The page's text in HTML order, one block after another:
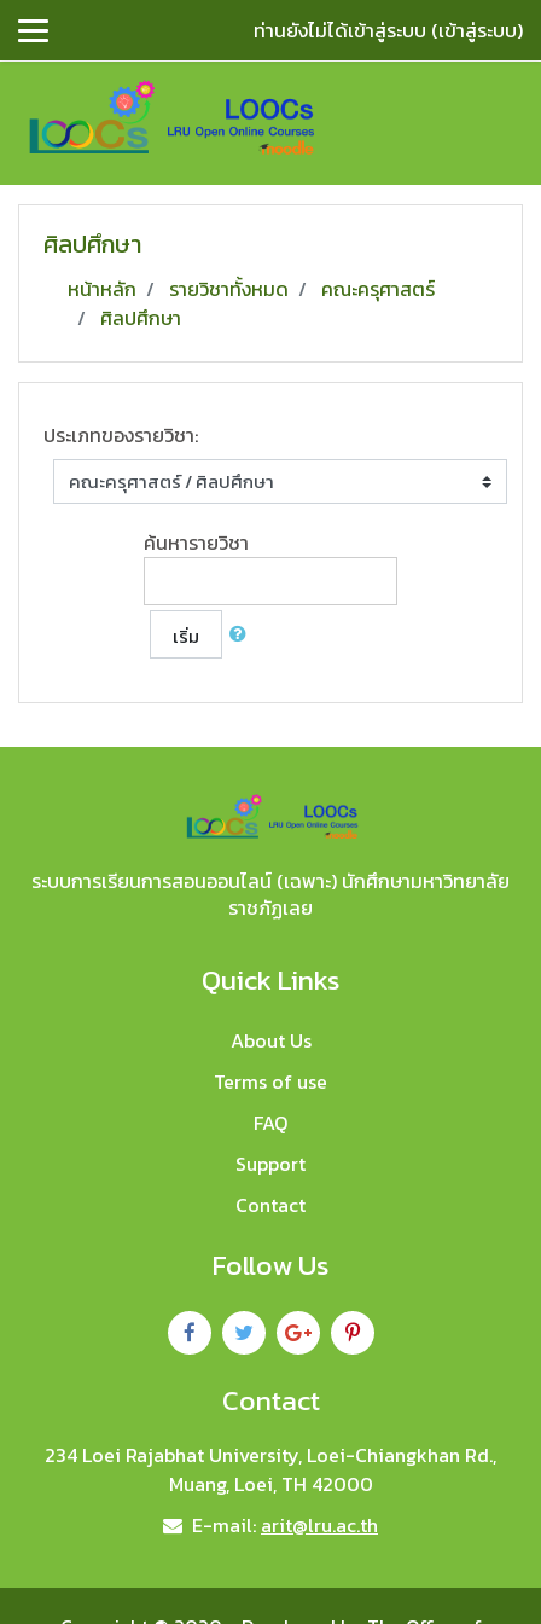
ข้ามไปยังเนื้อหาหลัก
ท่านยังไม่ได้เข้าสู่ระบบ (เข้าสู่ระบบ)
ศิลปศึกษา
หน้าหลัก รายวิชาทั้งหมด
คณะครุศาสตร์
ศิลปศึกษา
ประเภทของรายวิชา:
ค้นหารายวิชา
เริ่ม
ระบบการเรียนการสอนออนไลน์ (เฉพาะ) นักศึกษามหาวิทยาลัย
ราชภัฏเลย
Quick Links
About Us
Terms of use
FAQ
Support
Contact
Follow Us
Contact
234 Loei Rajabhat University, Loei-Chiangkhan Rd.,
Muang, Loei, TH 42000
E-mail: arit@lru.ac.th